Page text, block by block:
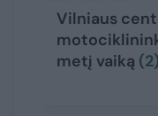
Vilniaus
metį vaiką (2)